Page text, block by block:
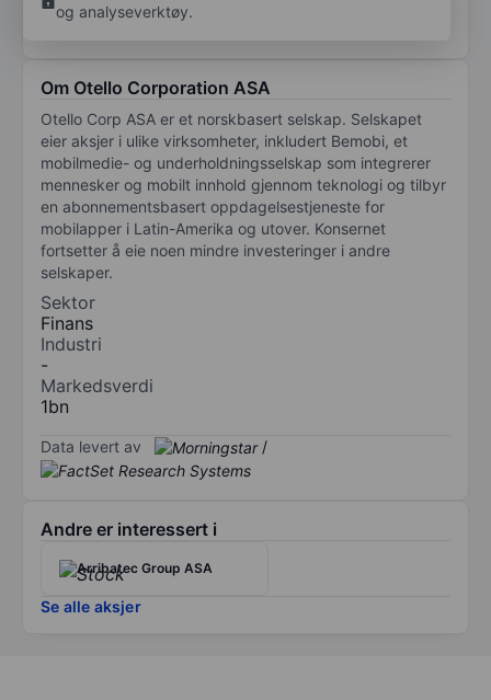
og analyseverktøy.
Om Otello Corporation ASA
Otello Corp ASA er et norskbasert selskap. Selskapet
eier aksjer i ulike virksomheter, inkludert Bemobi, et
mobilmedie- og underholdningsselskap som integrerer
mennesker og mobilt innhold gjennom teknologi og tilbyr
en abonnementsbasert oppdagelsestjeneste for
mobilapper i Latin-Amerika og utover. Konsernet
fortsetter å eie noen mindre investeringer i andre
selskaper.
Sektor
Finans
Industri
-
Markedsverdi
1bn
Data levert av /
Andre er interessert i
Arribatec Group ASA
Se alle aksjer